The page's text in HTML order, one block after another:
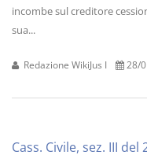
incombe sul creditore
sua...
Redazione WikiJus I 28/
Cass. Civile, sez. III